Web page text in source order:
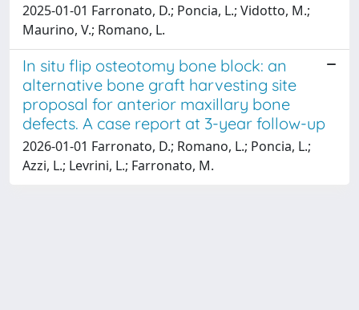
2025-01-01 Farronato, D.; Poncia, L.; Vidotto, M.;
Maurino, V.; Romano, L.
In situ flip osteotomy bone block: an
alternative bone graft harvesting site
proposal for anterior maxillary bone
defects. A case report at 3-year follow-up
2026-01-01 Farronato, D.; Romano, L.; Poncia, L.;
Azzi, L.; Levrini, L.; Farronato, M.